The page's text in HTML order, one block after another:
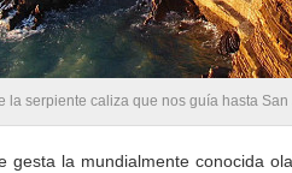
la serpiente caliza que nos guía hasta
gesta la mundialmente conocida